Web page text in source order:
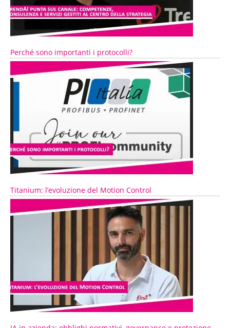
Perché sono importanti i protocolli?
Titanium: l’evoluzione del Motion Control